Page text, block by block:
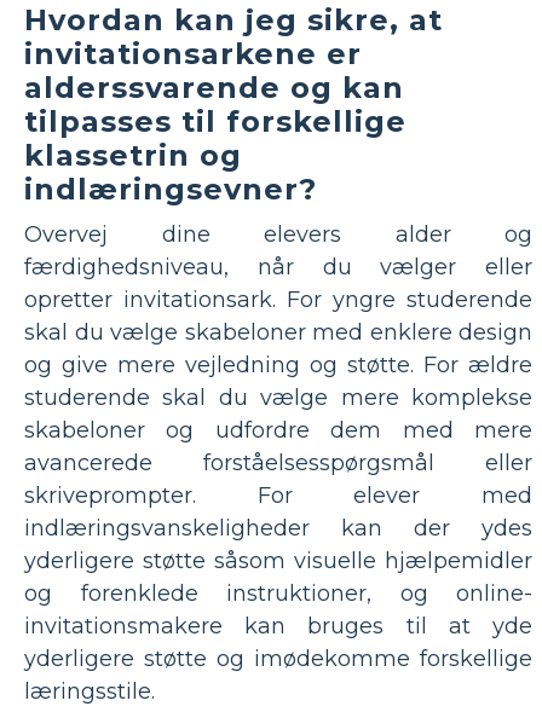
Hvordan kan jeg sikre, at
invitationsarkene er
alderssvarende og kan
tilpasses til forskellige
klassetrin og
indlæringsevner?
Overvej dine elevers alder og
færdighedsniveau, når du vælger eller
opretter invitationsark. For yngre studerende
skal du vælge skabeloner med enklere design
og give mere vejledning og støtte. For ældre
studerende skal du vælge mere komplekse
skabeloner og udfordre dem med mere
avancerede forståelsesspørgsmål eller
skriveprompter. For elever med
indlæringsvanskeligheder kan der ydes
yderligere støtte såsom visuelle hjælpemidler
og forenklede instruktioner, og online-
invitationsmakere kan bruges til at yde
yderligere støtte og imødekomme forskellige
læringsstile.